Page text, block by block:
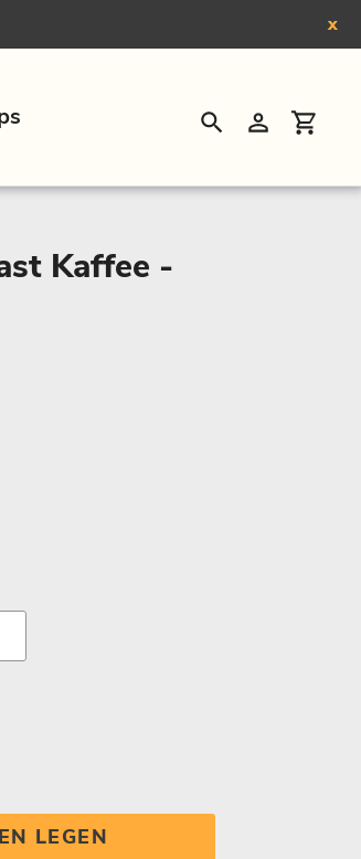
x
SuchenEinloggen
Kaffee -
LEGEN